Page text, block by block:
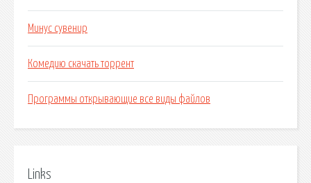
Минус сувенир
Комедию скачать торрент
Программы открывающие все виды файлов
Links